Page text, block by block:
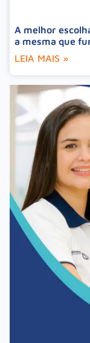
A melhor
a mesma que
LEIA MAIS »